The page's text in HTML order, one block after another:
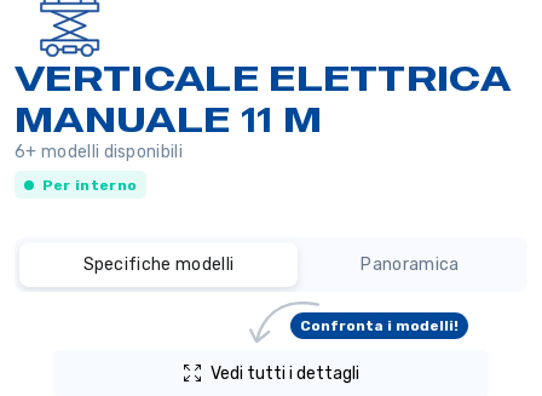
VERTICALE ELETTRICA
MANUALE 11 M
6+ modelli disponibili
Per interno
Specifiche modelli Panoramica
Vedi tutti i dettagli
Confronta i modelli!